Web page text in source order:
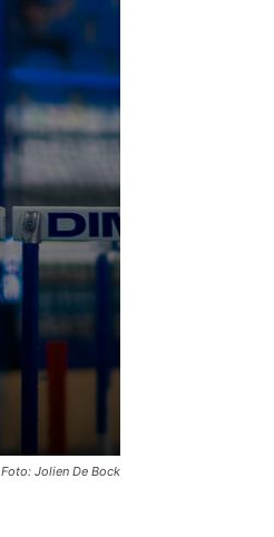
Foto: Jolien De Bock